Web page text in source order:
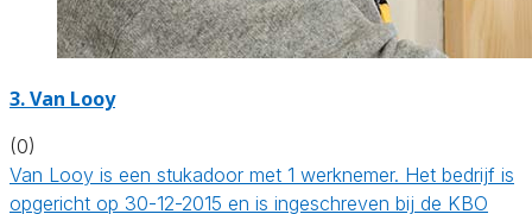
3. Van Looy
(0)
Van Looy is een stukadoor met 1 werknemer. Het bedrijf is
opgericht op 30-12-2015 en is ingeschreven bij de KBO